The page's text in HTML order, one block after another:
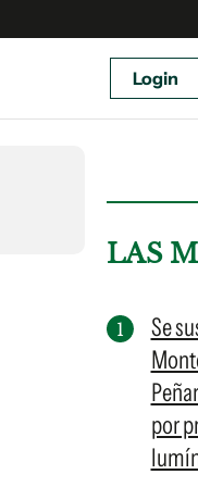
Suscribite
Login
LAS
Se
por